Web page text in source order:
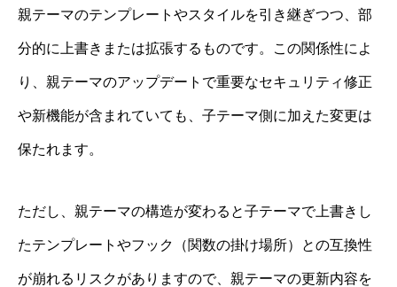
親テーマのテンプレートやスタイルを引き継ぎつつ、部
分的に上書きまたは拡張するものです。この関係性によ
り、親テーマのアップデートで重要なセキュリティ修正
や新機能が含まれていても、子テーマ側に加えた変更は
保たれます。
ただし、親テーマの構造が変わると子テーマで上書きし
たテンプレートやフック（関数の掛け場所）との互換性
が崩れるリスクがありますので、親テーマの更新内容を